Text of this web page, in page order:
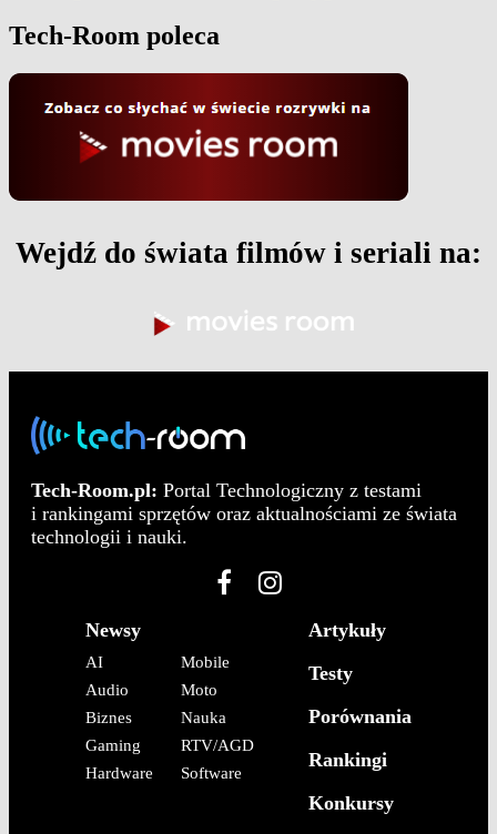
Tech-Room poleca
Wejdź do świata filmów i seriali na:
Tech-Room.pl: Portal Technologiczny z testami
i rankingami sprzętów oraz aktualnościami ze świata
technologii i nauki.
Newsy
AI
Audio
Biznes
Gaming
Hardware
Mobile
Moto
Nauka
RTV/AGD
Software
Artykuły
Testy
Porównania
Rankingi
Konkursy